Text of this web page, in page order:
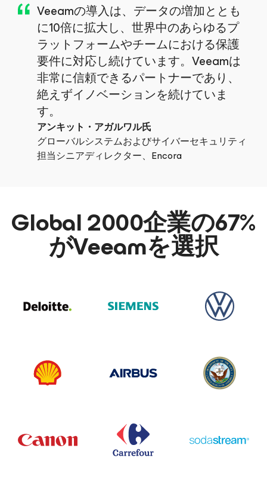
Veeamの導入は、データの増加ととも
に10倍に拡大し、世界中のあらゆるプ
ラットフォームやチームにおける保護
要件に対応し続けています。Veeamは
非常に信頼できるパートナーであり、
絶えずイノベーションを続けていま
す。
アンキット・アガルワル氏
グローバルシステムおよびサイバーセキュリティ
担当シニアディレクター、Encora
Global 2000企業の67%
がVeeamを選択